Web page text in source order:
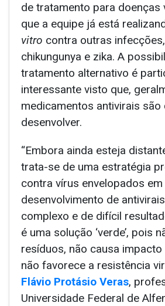
de tratamento para doenças
que a equipe já está
vitro contra outras
chikungunya e zika. A
tratamento alternativo é
interessante visto que,
medicamentos antivirais
desenvolver.
“Embora ainda esteja
trata-se de uma estratégia
contra vírus envelopados
desenvolvimento de
complexo e de difícil
é uma solução ‘verde’, pois
resíduos, não causa impacto
não favorece a resistência
Flávio Protásio Veras,
Universidade Federal de